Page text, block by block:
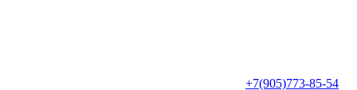
+7(905)773-85-54